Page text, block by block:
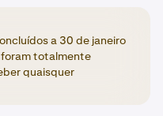
a 30 de janeiro
totalmente
quaisquer